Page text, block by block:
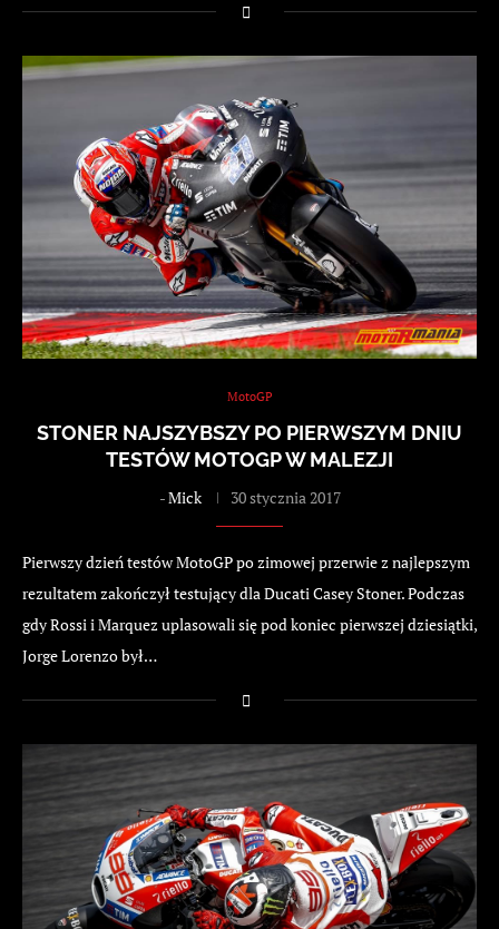
MotoGP
STONER NAJSZYBSZY PO PIERWSZYM DNIU
TESTÓW MOTOGP W MALEZJI
-Mick 30 stycznia 2017
Pierwszy dzień testów MotoGP po zimowej przerwie z najlepszym
rezultatem zakończył testujący dla Ducati Casey Stoner. Podczas
gdy Rossi i Marquez uplasowali się pod koniec pierwszej dziesiątki,
Jorge Lorenzo był…